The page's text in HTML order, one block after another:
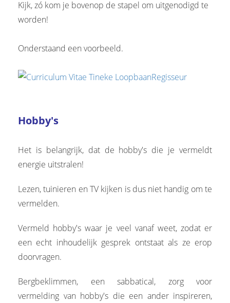
Kijk, zó kom je bovenop de stapel om uitgenodigd te
worden!
Onderstaand een voorbeeld.
Hobby's
Het is belangrijk, dat de hobby's die je vermeldt
energie uitstralen!
Lezen, tuinieren en TV kijken is dus niet handig om te
vermelden.
Vermeld hobby's waar je veel vanaf weet, zodat er
een echt inhoudelijk gesprek ontstaat als ze erop
doorvragen.
Bergbeklimmen, een sabbatical, zorg voor
vermelding van hobby's die een ander inspireren,